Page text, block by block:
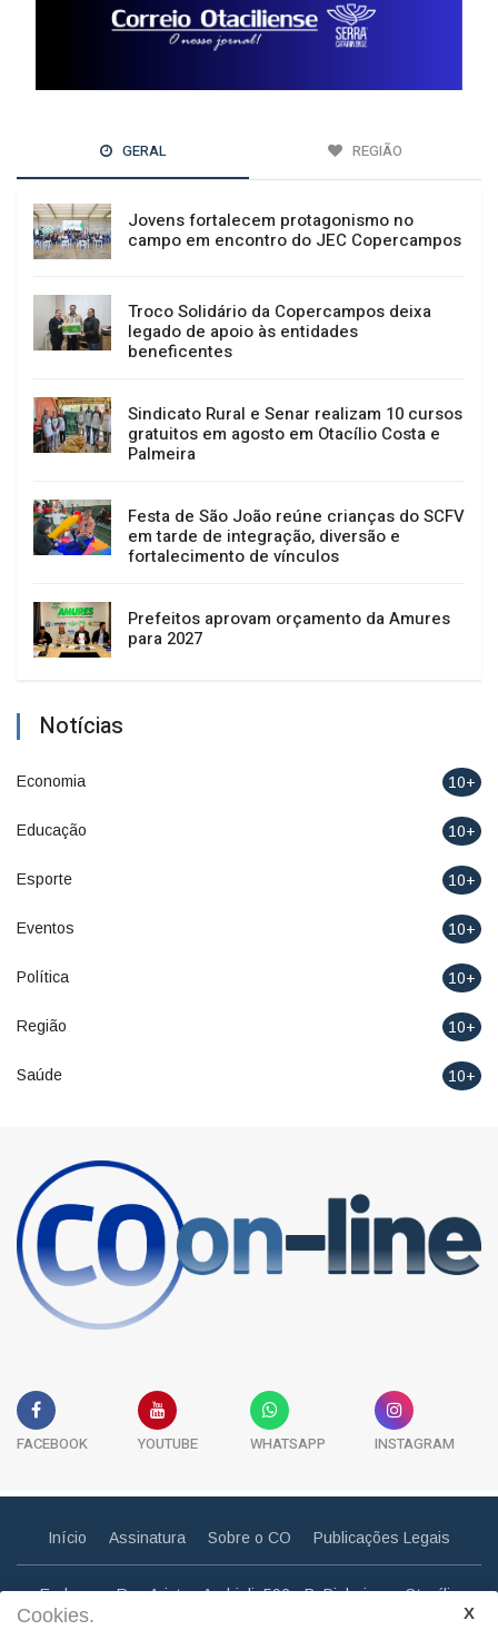
Cookies.
GERAL REGIÃO
Jovens fortalecem protagonismo no
campo em encontro do JEC Copercampos
Troco Solidário da Copercampos deixa
legado de apoio às entidades
beneficentes
Sindicato Rural e Senar realizam 10 cursos
gratuitos em agosto em Otacílio Costa e
Palmeira
Festa de São João reúne crianças do SCFV
em tarde de integração, diversão e
fortalecimento de vínculos
Prefeitos aprovam orçamento da Amures
para 2027
Notícias
Economia 10+
Educação 10+
Esporte 10+
Eventos 10+
Política 10+
Região 10+
Saúde 10+
FACEBOOK YOUTUBE WHATSAPP INSTAGRAM
Início Assinatura Sobre o CO Publicações Legais
Endereço: Rua Aristeu Andrioli, 592 - B. Pinheiros - Otacílio